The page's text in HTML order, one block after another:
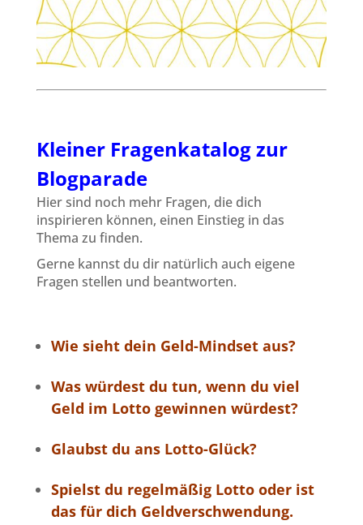
Kleiner Fragenkatalog zur
Blogparade
Hier sind noch mehr Fragen, die dich
inspirieren können, einen Einstieg in das
Thema zu finden.
Gerne kannst du dir natürlich auch eigene
Fragen stellen und beantworten.
Wie sieht dein Geld-Mindset aus?
Was würdest du tun, wenn du viel
Geld im Lotto gewinnen würdest?
Glaubst du ans Lotto-Glück?
Spielst du regelmäßig Lotto oder ist
das für dich Geldverschwendung.